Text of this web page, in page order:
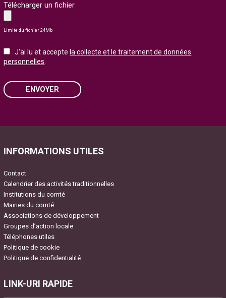
Télécharger un fichier
Limite du fichier 24Mb
J'ai lu et acceptela collecte et le traitement de données
personnelles
ENVOYER
INFORMATIONS UTILES
Contact
Calendrier des activités traditionnelles
Institutions du comté
Mairies du comté
Associations de développement
Groupes d’action locale
Téléphones utiles
Politique de cookie
Politique de confidentialité
LINK-URI RAPIDE